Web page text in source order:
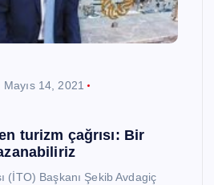
Mayıs 14, 2021
turizm çağrısı: Bir
(İTO) Başkanı Şekib Avdagiç